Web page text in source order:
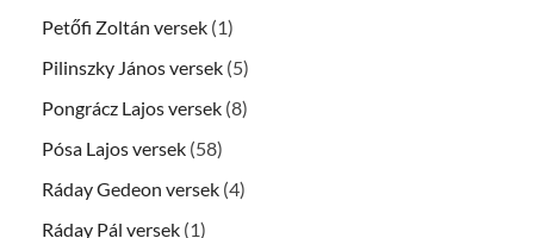
Petőfi Zoltán versek (1)
Pilinszky János versek (5)
Pongrácz Lajos versek (8)
Pósa Lajos versek (58)
Ráday Gedeon versek (4)
Ráday Pál versek (1)